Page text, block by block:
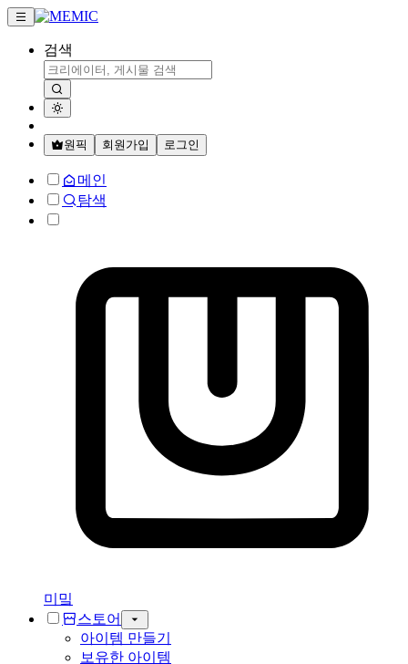
검색
원픽 회원가입 로그인
메인
탐색
미밐
스토어
아이템 만들기
보유한 아이템